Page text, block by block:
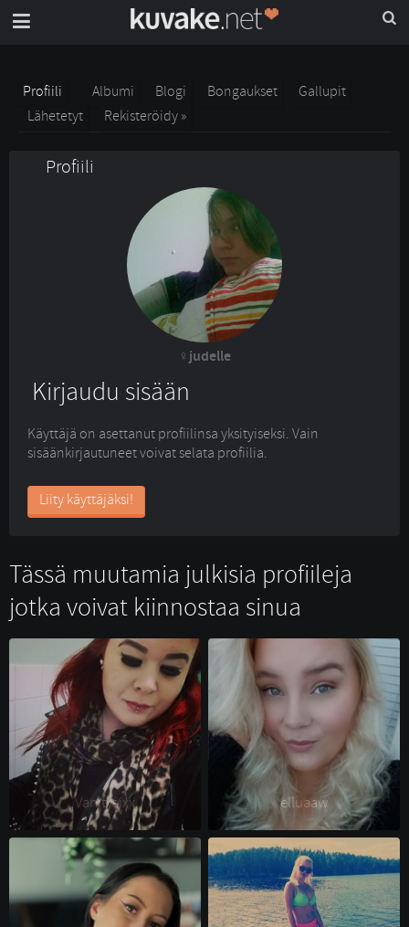
Profiili Albumi Blogi Bongaukset
Gallupit
Lähetetyt
Rekisteröidy »
Profiili
judelle
Kirjaudu sisään
Käyttäjä on asettanut profiilinsa yksityiseksi. Vain
sisäänkirjautuneet voivat selata profiilia.
Liity käyttäjäksi!
Tässä muutamia julkisia profiileja
jotka voivat kiinnostaa sinua
Vanitysixx elluaaw